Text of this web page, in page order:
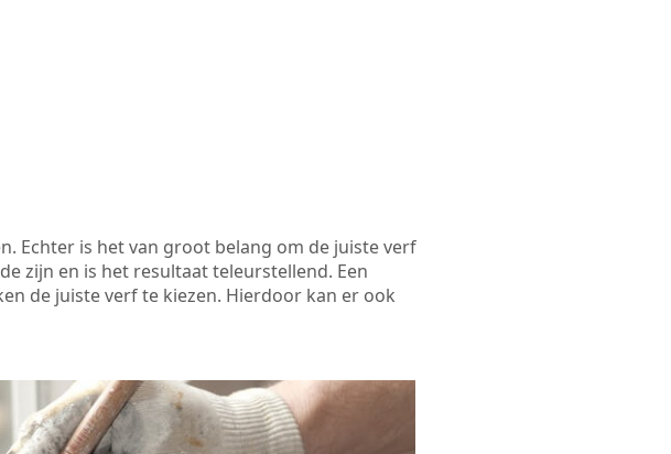
Echter is het van groot belang om de juiste verf
zijn en is het resultaat teleurstellend. Een
de juiste verf te kiezen. Hierdoor kan er ook